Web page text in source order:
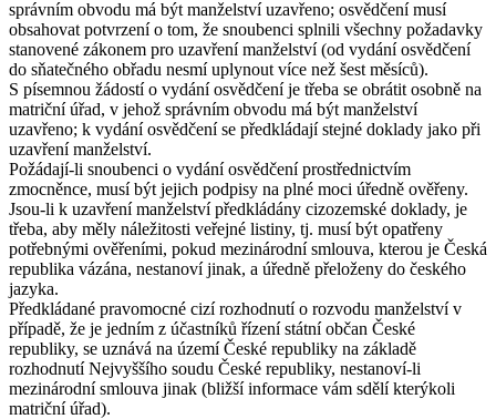
správním obvodu má být manželství uzavřeno; osvědčení musí
obsahovat potvrzení o tom, že snoubenci splnili všechny požadavky
stanovené zákonem pro uzavření manželství (od vydání osvědčení
do sňatečného obřadu nesmí uplynout více než šest měsíců).
S písemnou žádostí o vydání osvědčení je třeba se obrátit osobně na
matriční úřad, v jehož správním obvodu má být manželství
uzavřeno; k vydání osvědčení se předkládají stejné doklady jako při
uzavření manželství.
Požádají-li snoubenci o vydání osvědčení prostřednictvím
zmocněnce, musí být jejich podpisy na plné moci úředně ověřeny.
Jsou-li k uzavření manželství předkládány cizozemské doklady, je
třeba, aby měly náležitosti veřejné listiny, tj. musí být opatřeny
potřebnými ověřeními, pokud mezinárodní smlouva, kterou je Česká
republika vázána, nestanoví jinak, a úředně přeloženy do českého
jazyka.
Předkládané pravomocné cizí rozhodnutí o rozvodu manželství v
případě, že je jedním z účastníků řízení státní občan České
republiky, se uznává na území České republiky na základě
rozhodnutí Nejvyššího soudu České republiky, nestanoví-li
mezinárodní smlouva jinak (bližší informace vám sdělí kterýkoli
matriční úřad).